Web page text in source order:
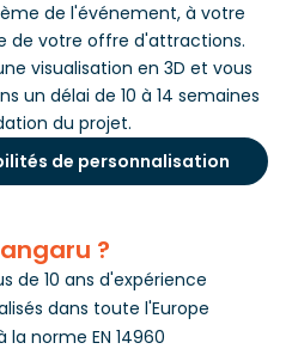
de l'événement, à votre
de votre offre d'attractions.
visualisation en 3D et vous
un délai de 10 à 14 semaines
du projet.
de personnalisation
?
de 10 ans d'expérience
dans toute l'Europe
norme EN 14960